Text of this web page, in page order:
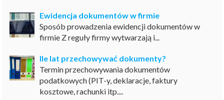
Ewidencja dokumentów w firmie
Sposób prowadzenia ewidencji dokumentów w
firmie Z reguły firmy wytwarzają i...
Ile lat przechowywać dokumenty?
Termin przechowywania dokumentów
podatkowych (PIT-y, deklaracje, faktury
kosztowe, rachunki itp....